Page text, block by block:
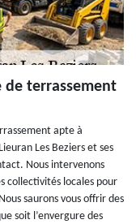
de terrassement
apte à
Les Beziers et ses
Nous intervenons
collectivités locales pour
saurons vous offrir des
soit l’envergure des